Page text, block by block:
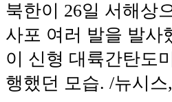
북한이 26일 서해상
사포 여러 발을 발사
이 신형 대륙간탄도
행했던 모습. /뉴시